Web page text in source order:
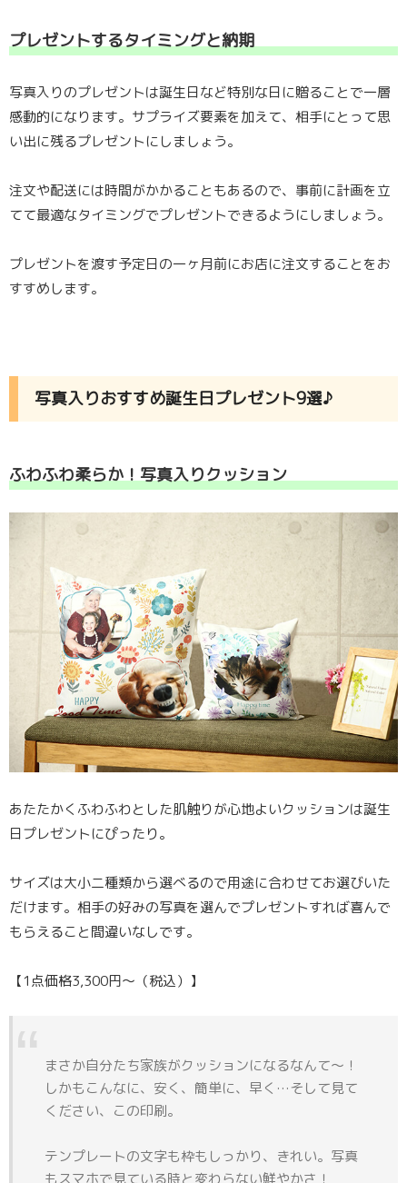
プレゼントするタイミングと納期
写真入りのプレゼントは誕生日など特別な日に贈ることで一層
感動的になります。サプライズ要素を加えて、相手にとって思
い出に残るプレゼントにしましょう。
注文や配送には時間がかかることもあるので、事前に計画を立
てて最適なタイミングでプレゼントできるようにしましょう。
プレゼントを渡す予定日の一ヶ月前にお店に注文することをお
すすめします。
写真入りおすすめ誕生日プレゼント9選♪
ふわふわ柔らか！写真入りクッション
あたたかくふわふわとした肌触りが心地よいクッションは誕生
日プレゼントにぴったり。
サイズは大小二種類から選べるので用途に合わせてお選びいた
だけます。相手の好みの写真を選んでプレゼントすれば喜んで
もらえること間違いなしです。
【1点価格3,300円〜（税込）】
まさか自分たち家族がクッションになるなんて〜！
しかもこんなに、安く、簡単に、早く…そして見て
ください、この印刷。
テンプレートの文字も枠もしっかり、きれい。写真
もスマホで見ている時と変わらない鮮やかさ！